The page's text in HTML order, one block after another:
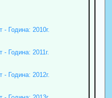
- Година: 2010г.
Година: 2011г.
- Година: 2012г.